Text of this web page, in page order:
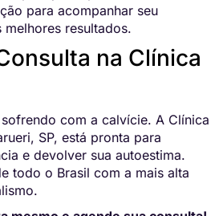
para acompanhar seu
resultados.
na Clínica
com a calvície. A Clínica
SP, está pronta para
e devolver sua autoestima.
todo o Brasil com a mais alta